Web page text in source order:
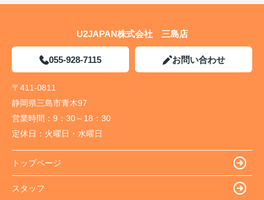
U2JAPAN株式会社 三島店
055-928-7115 お問い合わせ
〒411-0811
静岡県三島市青木97
営業時間： 9：30～18：30
定休日： 火曜日・水曜日
トップページ
スタッフ